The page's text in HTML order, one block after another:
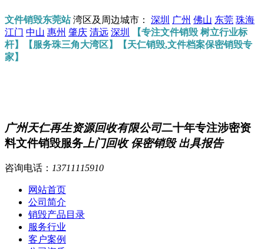
文件销毁东莞站湾区及周边城市： 深圳 广州 佛山 东莞 珠海
江门 中山 惠州 肇庆 清远 深圳
【专注文件销毁 树立行业标
杆】【服务珠三角大湾区】【天仁销毁,文件档案保密销毁专
家】
广州天仁再生资源回收有限公司二十年专注涉密资
料文件销毁服务 上门回收 保密销毁 出具报告
咨询电话： 13711115910
网站首页
公司简介
销毁产品目录
服务行业
客户案例